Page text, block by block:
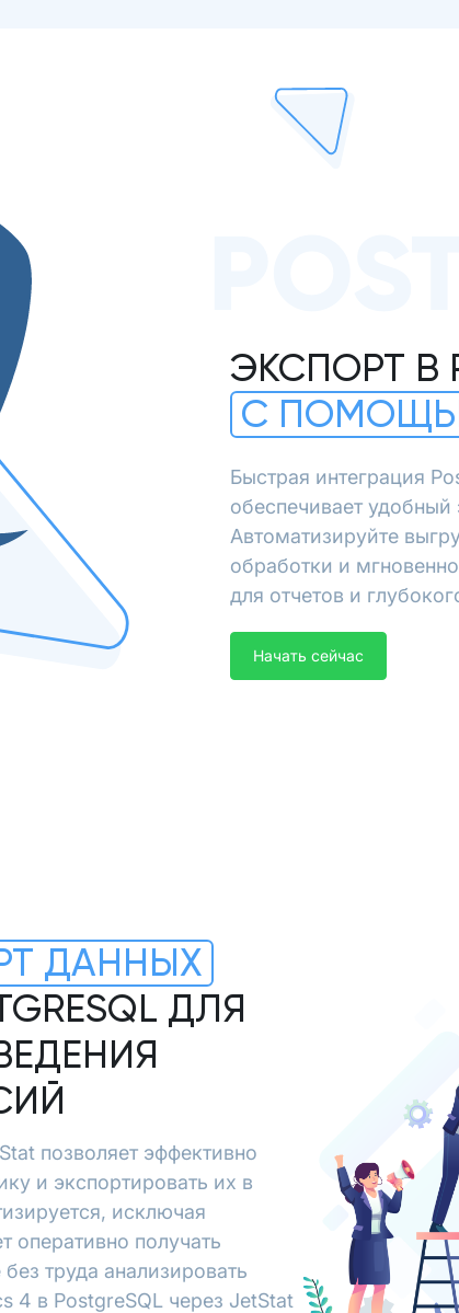
ЭКСПОРТ В
С ПОМОЩЬЮ
Быстрая интеграция
обеспечивает удобный
Автоматизируйте
обработки и
для отчетов и
Начать сейчас
ДАННЫХ
ДЛЯ
позволяет эффективно
и экспортировать их в
исключая
оперативно получать
труда анализировать
4 в PostgreSQL через JetStat